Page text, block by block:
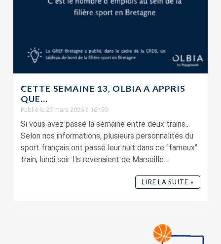
CETTE SEMAINE 13, OLBIA A APPRIS
QUE…
Publié le 27 mars 2026 à 16h59
Si vous avez passé la semaine entre deux trains...
Selon nos informations, plusieurs personnalités du
sport français ont passé leur nuit dans ce "fameux"
train, lundi soir. Ils revenaient de Marseille...
LIRE LA SUITE »